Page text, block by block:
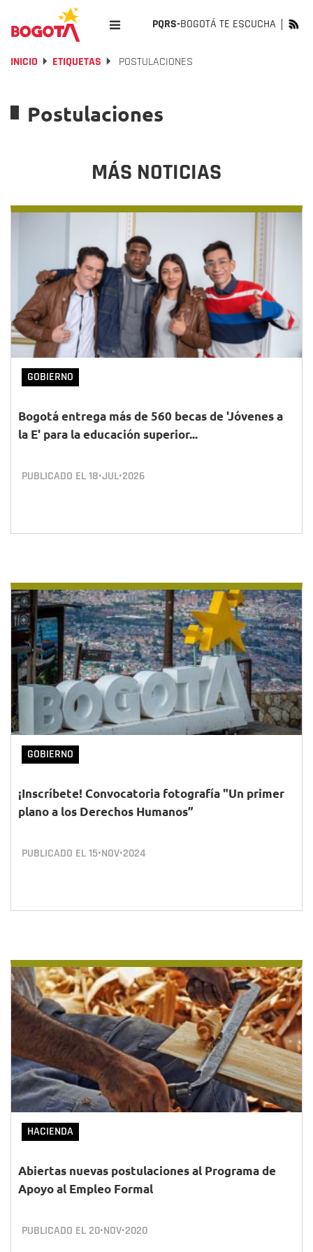
PQRS-BOGOTÁ TE ESCUCHA
INICIO ETIQUETAS POSTULACIONES
Postulaciones
MÁS NOTICIAS
GOBIERNO
Bogotá entrega más de 560 becas de 'Jóvenes a
la E' para la educación superior...
PUBLICADO EL18•JUL•2026
GOBIERNO
¡Inscríbete! Convocatoria fotografía "Un primer
plano a los Derechos Humanos”
PUBLICADO EL15•NOV•2024
HACIENDA
Abiertas nuevas postulaciones al Programa de
Apoyo al Empleo Formal
PUBLICADO EL 20•NOV•2020